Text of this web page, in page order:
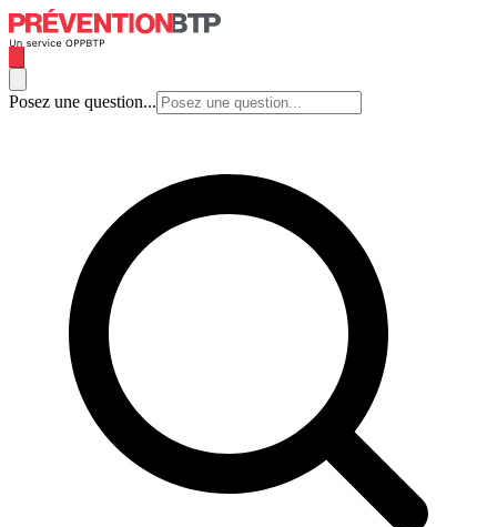
Posez une question...